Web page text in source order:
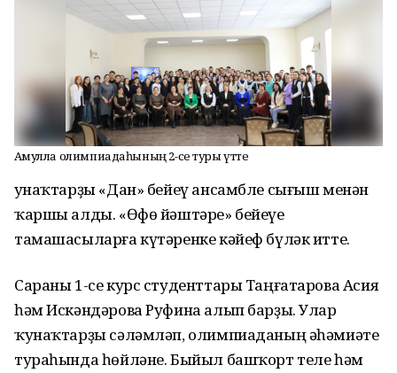
Аҡмулла олимпиадаһының 2-се туры үтте
Ҡунаҡтарҙы «Дан» бейеү ансамбле сығыш менән
ҡаршы алды. «Өфө йәштәре» бейеүе
тамашасыларға күтәренке кәйеф бүләк итте.
Сараны 1-се курс студенттары Таңғатарова Асия
һәм Искәндәрова Руфина алып барҙы. Улар
ҡунаҡтарҙы сәләмләп, олимпиаданың әһәмиәте
тураһында һөйләне. Быйыл башҡорт теле һәм